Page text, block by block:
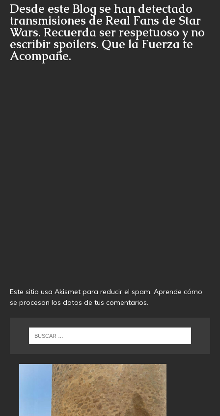
Desde este Blog se han detectado
transmisiones de Real Fans de Star
Wars. Recuerda ser respetuoso y no
escribir spoilers. Que la Fuerza te
Acompañe.
Este sitio usa Akismet para reducir el spam. Aprende cómo
se procesan los datos de tus comentarios